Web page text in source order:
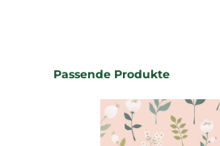
Produktgalerie überspringen
Passende Produkte